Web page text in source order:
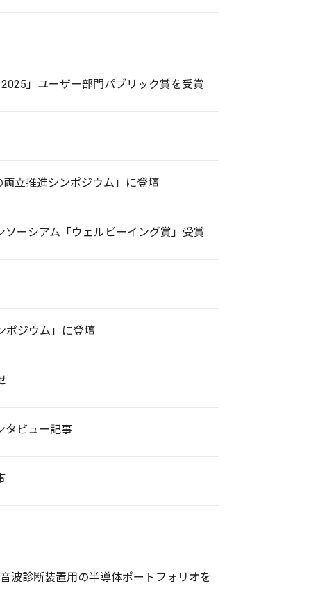
」ユーザー部門パブリック賞を受賞
立推進シンポジウム」に登壇
ーシアム「ウェルビーイング賞」受賞
ポジウム」に登壇
タビュー記事
波診断装置用の半導体ポートフォリオを